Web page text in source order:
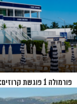
פורמולה 1 פוגשת קרוזים: MSC משיקה מתחם פרימיום ייחודי במיאמי